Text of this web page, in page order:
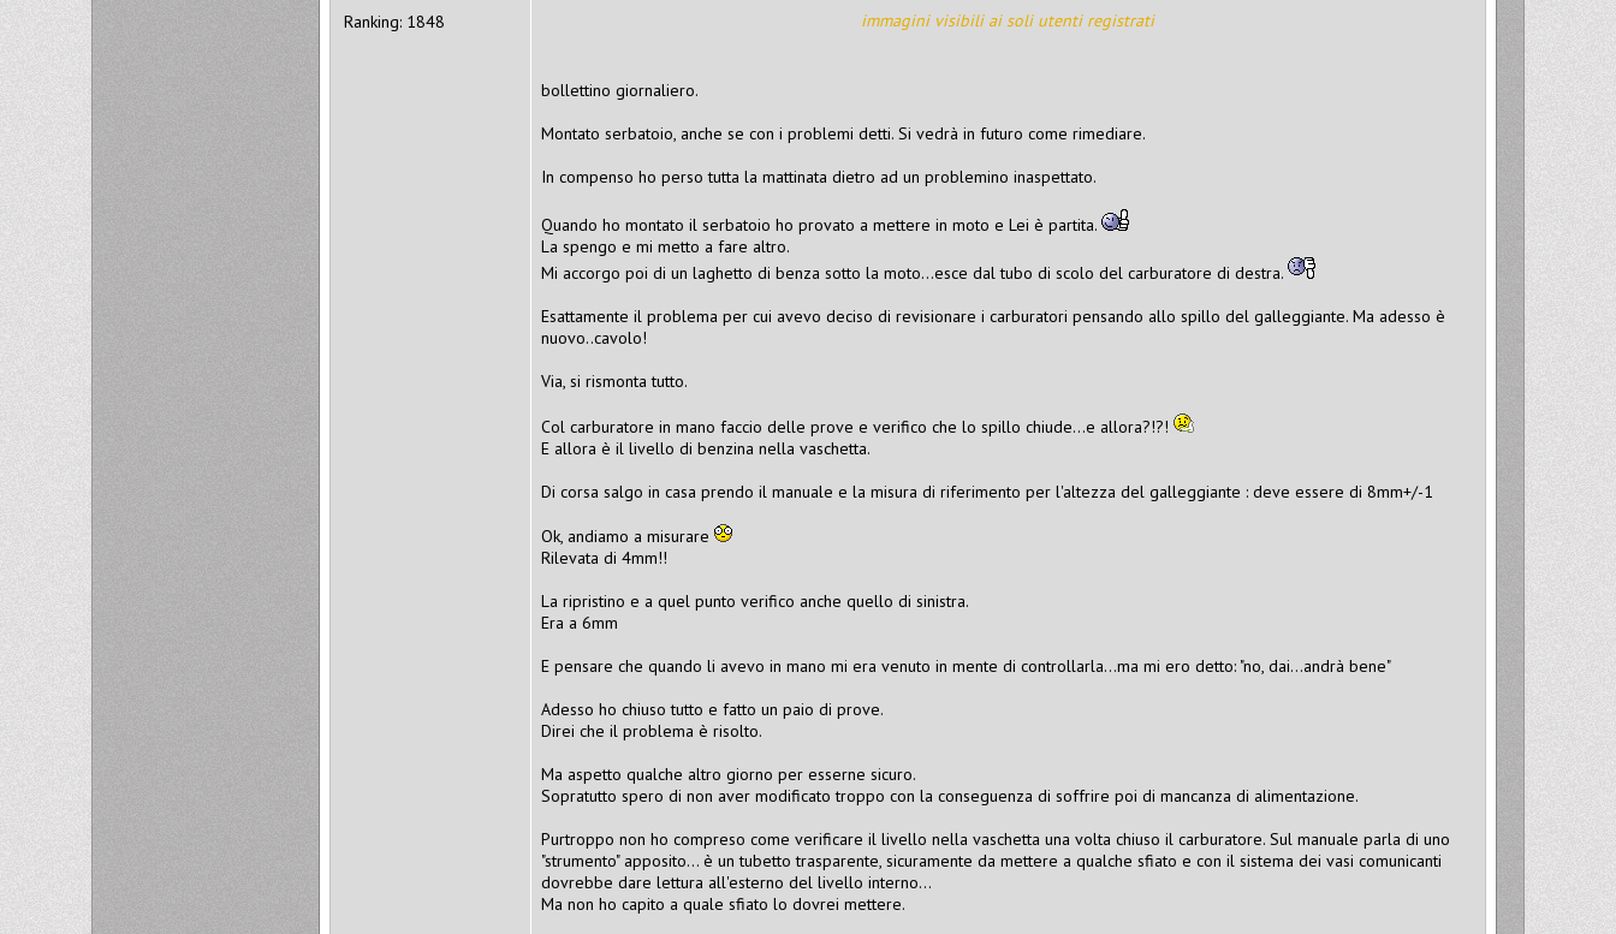
immagini visibili ai soli utenti registrati
bollettino giornaliero.
Montato serbatoio, anche se con i problemi detti. Si vedrà in futuro come rimediare.
In compenso ho perso tutta la mattinata dietro ad un problemino inaspettato.
Quando ho montato il serbatoio ho provato a mettere in moto e Lei è partita.
La spengo e mi metto a fare altro.
Mi accorgo poi di un laghetto di benza sotto la moto...esce dal tubo di scolo del carburatore di destra.
Esattamente il problema per cui avevo deciso di revisionare i carburatori pensando allo spillo del galleggiante. Ma adesso è
nuovo..cavolo!
Via, si rismonta tutto.
Col carburatore in mano faccio delle prove e verifico che lo spillo chiude...e allora?!?!
E allora è il livello di benzina nella vaschetta.
Di corsa salgo in casa prendo il manuale e la misura di riferimento per l'altezza del galleggiante : deve essere di 8mm+/-1
Ok, andiamo a misurare
Rilevata di 4mm!!
La ripristino e a quel punto verifico anche quello di sinistra.
Era a 6mm
E pensare che quando li avevo in mano mi era venuto in mente di controllarla...ma mi ero detto: "no, dai...andrà bene"
Adesso ho chiuso tutto e fatto un paio di prove.
Direi che il problema è risolto.
Ma aspetto qualche altro giorno per esserne sicuro.
Sopratutto spero di non aver modificato troppo con la conseguenza di soffrire poi di mancanza di alimentazione.
Purtroppo non ho compreso come verificare il livello nella vaschetta una volta chiuso il carburatore. Sul manuale parla di uno
"strumento" apposito... è un tubetto trasparente, sicuramente da mettere a qualche sfiato e con il sistema dei vasi comunicanti
dovrebbe dare lettura all'esterno del livello interno...
Ma non ho capito a quale sfiato lo dovrei mettere.
Ranking: 1848